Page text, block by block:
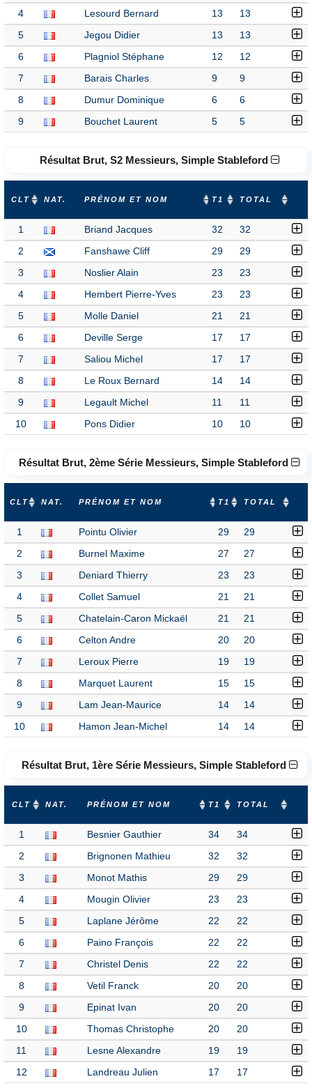
4 Lesourd Bernard 13 13
5 Jegou Didier 13 13
6 Plagniol Stéphane 12 12
7 Barais Charles 9 9
8 Dumur Dominique 6 6
9 Bouchet Laurent 5 5
Résultat Brut, S2 Messieurs, Simple Stableford
CLT NAT. PRÉNOM ET NOM T1 TOTAL
1 Briand Jacques 32 32
2 Fanshawe Cliff 29 29
3 Noslier Alain 23 23
4 Hembert Pierre-Yves 23 23
5 Molle Daniel 21 21
6 Deville Serge 17 17
7 Saliou Michel 17 17
8 Le Roux Bernard 14 14
9 Legault Michel 11 11
10 Pons Didier 10 10
Résultat Brut, 2ème Série Messieurs, Simple Stableford
CLT NAT. PRÉNOM ET NOM T1 TOTAL
1 Pointu Olivier 29 29
2 Burnel Maxime 27 27
3 Deniard Thierry 23 23
4 Collet Samuel 21 21
5 Chatelain-Caron Mickaël 21 21
6 Celton Andre 20 20
7 Leroux Pierre 19 19
8 Marquet Laurent 15 15
9 Lam Jean-Maurice 14 14
10 Hamon Jean-Michel 14 14
Résultat Brut, 1ère Série Messieurs, Simple Stableford
CLT NAT. PRÉNOM ET NOM T1 TOTAL
1 Besnier Gauthier 34 34
2 Brignonen Mathieu 32 32
3 Monot Mathis 29 29
4 Mougin Olivier 23 23
5 Laplane Jérôme 22 22
6 Paino François 22 22
7 Christel Denis 22 22
8 Vetil Franck 20 20
9 Epinat Ivan 20 20
10 Thomas Christophe 20 20
11 Lesne Alexandre 19 19
12 Landreau Julien 17 17